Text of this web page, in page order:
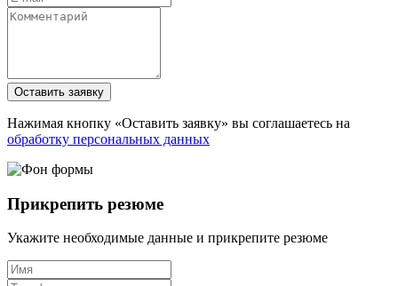
Оставить заявку
Нажимая кнопку «Оставить заявку» вы соглашаетесь на
обработку персональных данных
Прикрепить резюме
Укажите необходимые данные и прикрепите резюме